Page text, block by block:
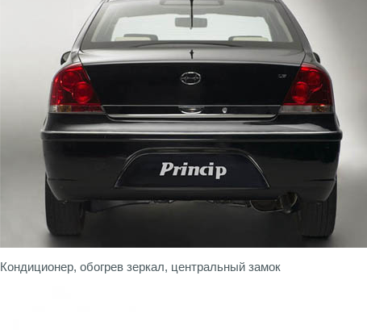
Кондиционер, обогрев зеркал, центральный замок